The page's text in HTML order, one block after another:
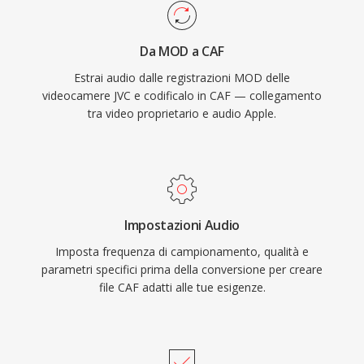
basate su file della metà degli anni 2000.
macOS e iOS, garantendo riproduzione a bassa
latenza in applicazioni professionali come Logic
Pro e Final Cut Pro. Per i flussi di lavoro
nell&#039;ecosistema Apple che richiedono
versatilità e scalabilità, CAF rappresenta una
scelta eccezionalmente capace.
Da MOD a CAF
Estrai audio dalle registrazioni MOD delle
videocamere JVC e codificalo in CAF — collegamento
tra video proprietario e audio Apple.
Impostazioni Audio
Imposta frequenza di campionamento, qualità e
parametri specifici prima della conversione per creare
file CAF adatti alle tue esigenze.